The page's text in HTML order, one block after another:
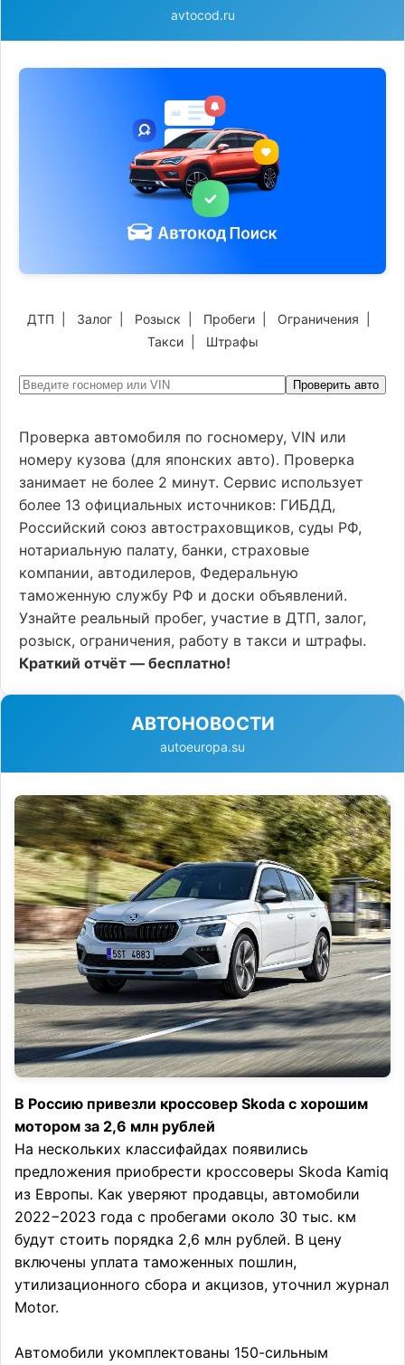
avtocod.ru
ДТП Залог Розыск Пробеги Ограничения
Такси| Штрафы
Проверить авто
Проверка автомобиля по госномеру, VIN или
номеру кузова (для японских авто). Проверка
занимает не более 2 минут. Сервис использует
более 13 официальных источников: ГИБДД,
Российский союз автостраховщиков, суды РФ,
нотариальную палату, банки, страховые
компании, автодилеров, Федеральную
таможенную службу РФ и доски объявлений.
Узнайте реальный пробег, участие в ДТП, залог,
розыск, ограничения, работу в такси и штрафы.
Краткий отчёт — бесплатно!
АВТОНОВОСТИ
autoeuropa.su
В Россию привезли кроссовер Skoda с хорошим
мотором за 2,6 млн рублей
На нескольких классифайдах появились
предложения приобрести кроссоверы Skoda Kamiq
из Европы. Как уверяют продавцы, автомобили
2022−2023 года с пробегами около 30 тыс. км
будут стоить порядка 2,6 млн рублей. В цену
включены уплата таможенных пошлин,
утилизационного сбора и акцизов, уточнил журнал
Motor.
Автомобили укомплектованы 150-сильным